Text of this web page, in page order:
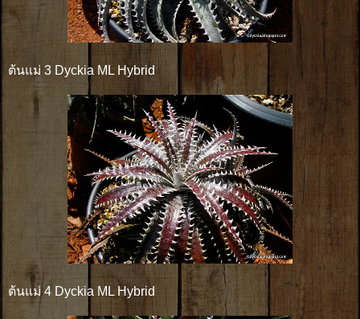
ต้นแม่ 3 Dyckia ML Hybrid
ต้นแม่ 4 Dyckia ML Hybrid